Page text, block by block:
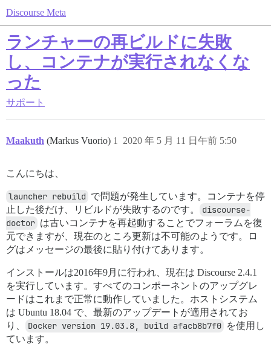
Discourse Meta
ランチャーの再ビルドに失敗
し、コンテナが実行されなくな
った
サポート
Maakuth (Markus Vuorio) 2020 年 5 月 11 日午前 5:50
1
こんにちは、
launcher rebuild で問題が発生しています。コンテナを停
止した後だけ、リビルドが失敗するのです。
discourse-
doctor は古いコンテナを再起動することでフォーラムを復
元できますが、現在のところ更新は不可能のようです。ロ
グはメッセージの最後に貼り付けてあります。
インストールは2016年9月に行われ、現在は Discourse 2.4.1
を実行しています。すべてのコンポーネントのアップグレ
ードはこれまで正常に動作していました。ホストシステム
は Ubuntu 18.04 で、最新のアップデートが適用されてお
り、
Docker version 19.03.8, build afacb8b7f0 を使用し
ています。